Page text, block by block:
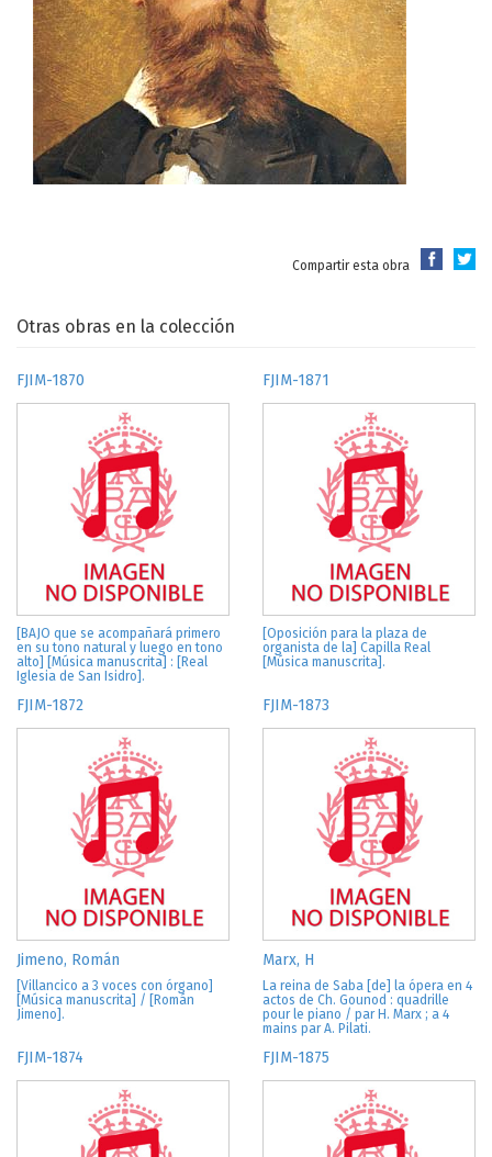
Compartir esta obra
Otras obras en la colección
FJIM-1870
[BAJO que se acompañará primero
en su tono natural y luego en tono
alto] [Música manuscrita] : [Real
Iglesia de San Isidro].
FJIM-1871
[Oposición para la plaza de
organista de la] Capilla Real
[Música manuscrita].
FJIM-1872
Jimeno, Román
[Villancico a 3 voces con órgano]
[Música manuscrita] / [Román
Jimeno].
FJIM-1873
Marx, H
La reina de Saba [de] la ópera en 4
actos de Ch. Gounod : quadrille
pour le piano / par H. Marx ; a 4
mains par A. Pilati.
FJIM-1874 FJIM-1875